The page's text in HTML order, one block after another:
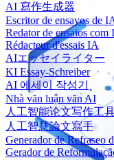
AI 寫作生成器
Escritor de ensayos de
Redator de ensaios com
Rédacteur d'essais IA
AIエッセイライター
KI Essay-Schreiber
AI 에세이 작성기
Nhà văn luận văn AI
人工智能论文写作工
人工智慧論文寫手
Generador de Refraseo
Gerador de